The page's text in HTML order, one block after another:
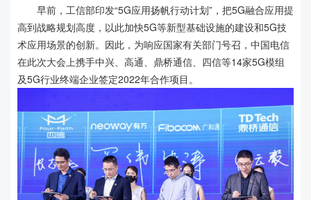
早前，工信部印发“5G应用扬帆行动计划”，把5G融合应用提
高到战略规划高度，以此加快5G等新型基础设施的建设和5G技
术应用场景的创新。因此，为响应国家有关部门号召，中国电信
在此次大会上携手中兴、高通、鼎桥通信、四信等14家5G模组
及5G行业终端企业签定2022年合作项目。